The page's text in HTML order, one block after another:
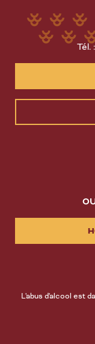
Tél.
L'abus d'alcool est